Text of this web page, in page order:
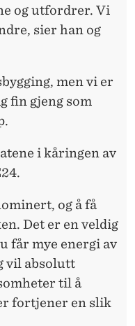
og utfordrer. Vi
sier han og
men vi er
fin gjeng som
i kåringen av
og å få
Det er en veldig
får mye energi av
vil absolutt
til å
fortjener en slik